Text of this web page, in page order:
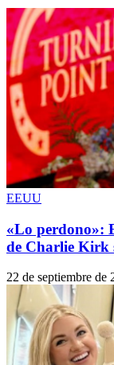
EEUU
«Lo perdono»:
de Charlie Kirk
22 de septiembre de